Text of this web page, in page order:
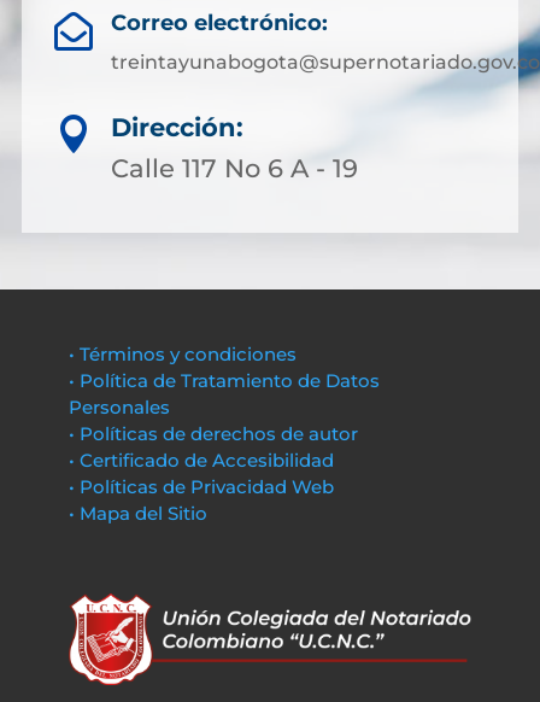
 Correo electrónico:
treintayunabogota@supernotariado.gov.co

Dirección:
Calle 117 No 6 A - 19
• Términos y condiciones
• Política de Tratamiento de Datos
Personales
• Políticas de derechos de autor
• Certificado de Accesibilidad
• Políticas de Privacidad Web
• Mapa del Sitio